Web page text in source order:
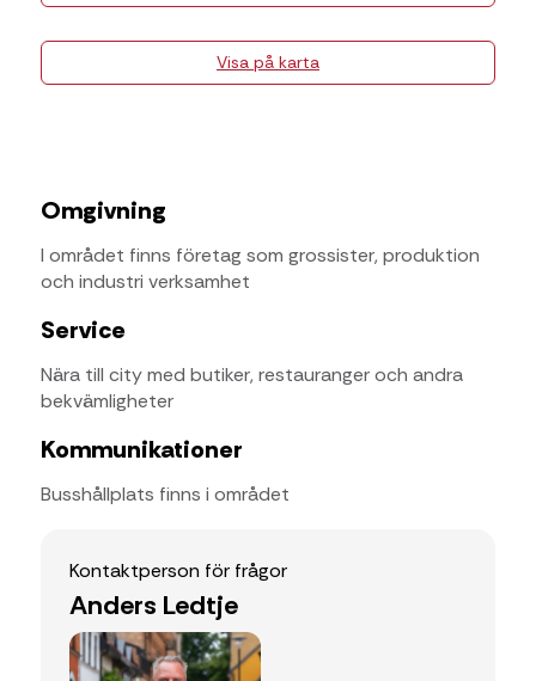
Visa på karta
Omgivning
I området finns företag som grossister, produktion
och industri verksamhet
Service
Nära till city med butiker, restauranger och andra
bekvämligheter
Kommunikationer
Busshållplats finns i området
Kontaktperson för frågor
Anders Ledtje